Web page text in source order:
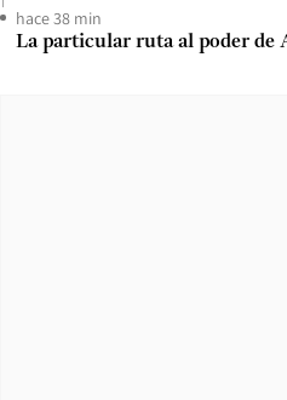
hace 38 min
La particular ruta al poder de